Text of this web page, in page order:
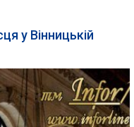
у Вінницькій